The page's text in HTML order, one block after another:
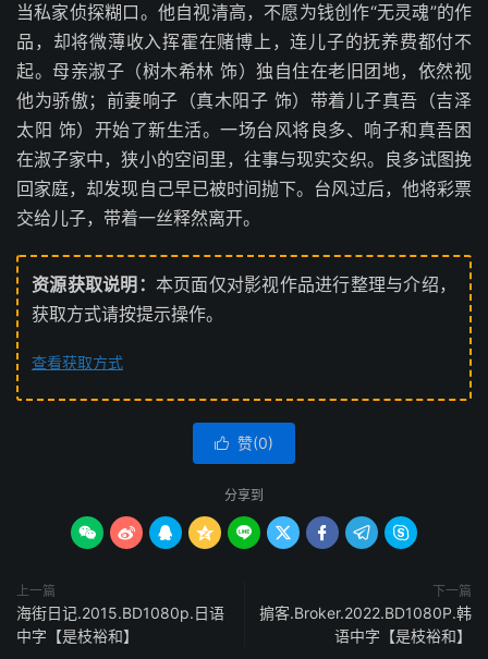
当私家侦探糊口。他自视清高，不愿为钱创作“无灵魂”的作
品，却将微薄收入挥霍在赌博上，连儿子的抚养费都付不
起。母亲淑子（树木希林 饰）独自住在老旧团地，依然视
他为骄傲；前妻响子（真木阳子 饰）带着儿子真吾（吉泽
太阳 饰）开始了新生活。一场台风将良多、响子和真吾困
在淑子家中，狭小的空间里，往事与现实交织。良多试图挽
回家庭，却发现自己早已被时间抛下。台风过后，他将彩票
交给儿子，带着一丝释然离开。
资源获取说明： 本页面仅对影视作品进行整理与介绍，
获取方式请按提示操作。
查看获取方式
 赞(0)
分享到
        
上一篇
海街日记.2015.BD1080p.日语
中字【是枝裕和】
下一篇
掮客.Broker.2022.BD1080P.韩
语中字【是枝裕和】